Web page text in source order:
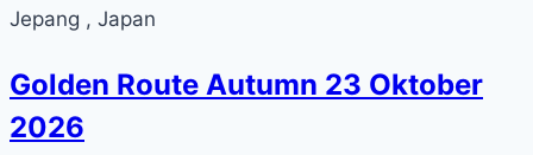
Jepang , Japan
Golden Route Autumn 23 Oktober
2026